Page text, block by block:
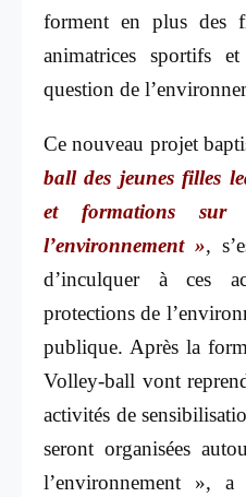
forment en plus des
animatrices sportifs
question de
Ce nouveau projet
ball des jeunes filles
et formations sur
l’environnement »,
d’inculquer à ces
protections de
publique. Après la
Volley-ball vont
activités de
seront organisées
l’environnement », a